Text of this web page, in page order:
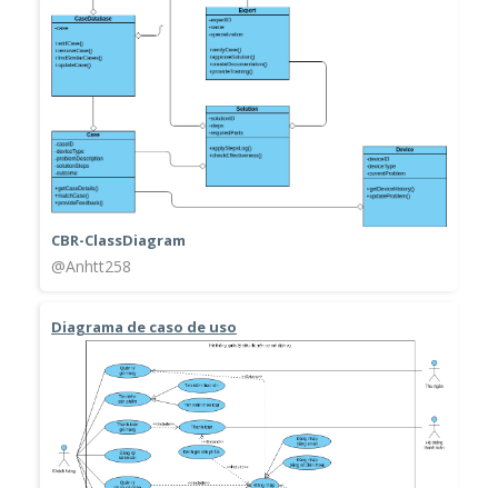
CBR-ClassDiagram
@Anhtt258
Diagrama de caso de uso